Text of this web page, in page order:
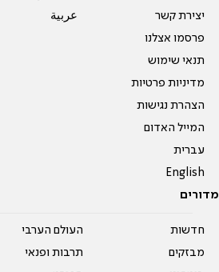
יצירת קשר
פרסמו אצלנו
תנאי שימוש
מדיניות פרטיות
הצהרת נגישות
המייל האדום
עברית
English
عربية
מדורים
חדשות
מבזקים
העולם הערבי
תרבות ופנאי